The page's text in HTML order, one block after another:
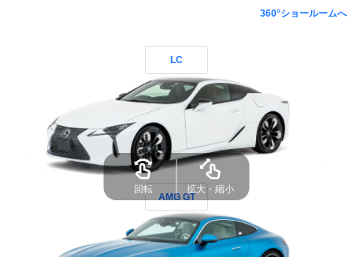
360°ショールームへ
LC
AMG GT
回転 拡大・縮小